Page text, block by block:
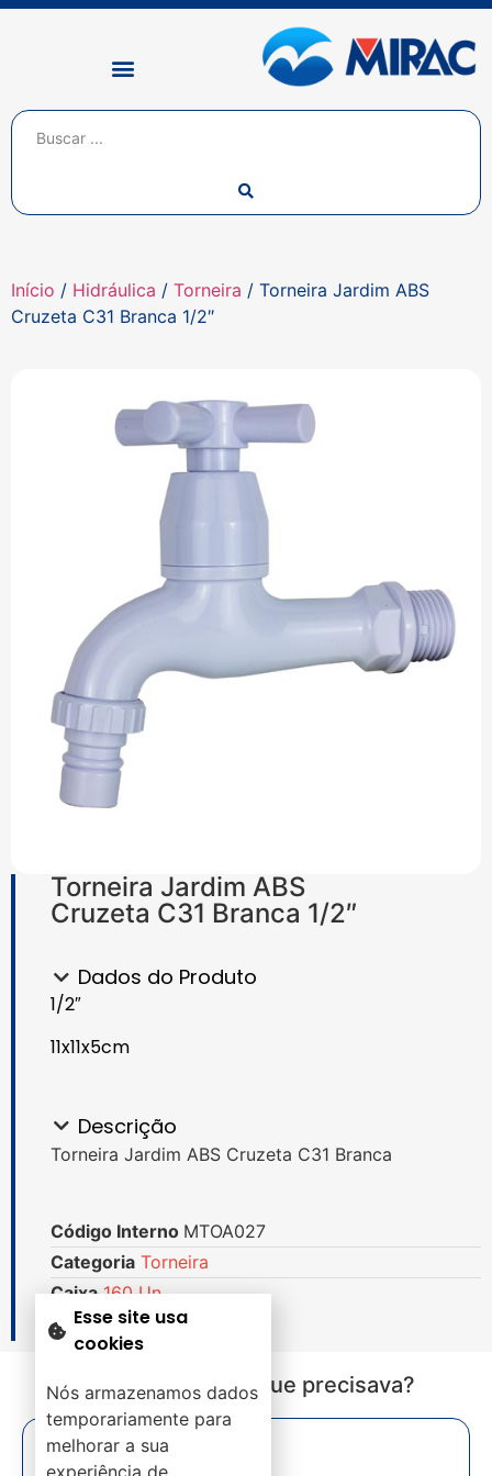
Início / Hidráulica / Torneira / Torneira Jardim ABS
Cruzeta C31 Branca 1/2″
Torneira Jardim ABS
Cruzeta C31 Branca 1/2″
Dados do Produto
1/2″
11x11x5cm
Descrição
Torneira Jardim ABS Cruzeta C31 Branca
Código Interno MTOA027
Categoria Torneira
Caixa 160 Un.
Não encontrou o que precisava?
Esse site usa
cookies
Nós armazenamos dados
temporariamente para
melhorar a sua
experiência de